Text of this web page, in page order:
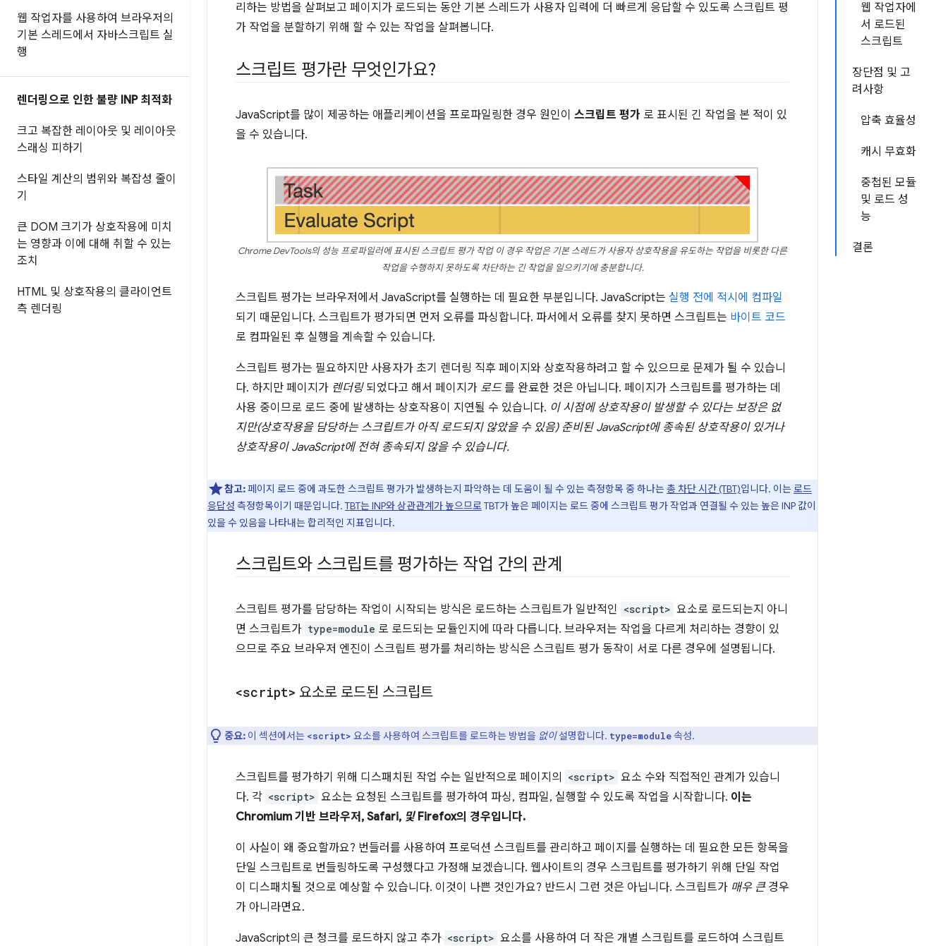
웹 작업자를 사용하여 브라우저의
기본 스레드에서 자바스크립트 실
행
렌더링으로 인한 불량 INP 최적화
크고 복잡한 레이아웃 및 레이아웃
스래싱 피하기
스타일 계산의 범위와 복잡성 줄이
기
큰 DOM 크기가 상호작용에 미치
는 영향과 이에 대해 취할 수 있는
조치
HTML 및 상호작용의 클라이언트
측 렌더링
웹 작업자에
서 로드된
스크립트
장단점 및 고
려사항
압축 효율성
캐시 무효화
중첩된 모듈
및 로드 성
능
결론
리하는 방법을 살펴보고 페이지가 로드되는 동안 기본 스레드가 사용자 입력에 더 빠르게 응답할 수 있도록 스크립트 평
가 작업을 분할하기 위해 할 수 있는 작업을 살펴봅니다.
스크립트 평가란 무엇인가요?
JavaScript를 많이 제공하는 애플리케이션을 프로파일링한 경우 원인이 스크립트 평가 로 표시된 긴 작업을 본 적이 있
을 수 있습니다.
Chrome DevTools의 성능 프로파일러에 표시된 스크립트 평가 작업 이 경우 작업은 기본 스레드가 사용자 상호작용을 유도하는 작업을 비롯한 다른
작업을 수행하지 못하도록 차단하는 긴 작업을 일으키기에 충분합니다.
스크립트 평가는 브라우저에서 JavaScript를 실행하는 데 필요한 부분입니다. JavaScript는 실행 전에 적시에 컴파일
되기 때문입니다. 스크립트가 평가되면 먼저 오류를 파싱합니다. 파서에서 오류를 찾지 못하면 스크립트는 바이트 코드
로 컴파일된 후 실행을 계속할 수 있습니다.
스크립트 평가는 필요하지만 사용자가 초기 렌더링 직후 페이지와 상호작용하려고 할 수 있으므로 문제가 될 수 있습니
다. 하지만 페이지가 렌더링되었다고 해서 페이지가 로드 를 완료한 것은 아닙니다. 페이지가 스크립트를 평가하는 데
사용 중이므로 로드 중에 발생하는 상호작용이 지연될 수 있습니다. 이 시점에 상호작용이 발생할 수 있다는 보장은 없
지만(상호작용을 담당하는 스크립트가 아직 로드되지 않았을 수 있음) 준비된 JavaScript에 종속된 상호작용이 있거나
상호작용이 JavaScript에 전혀 종속되지 않을 수 있습니다.
참고:페이지 로드 중에 과도한 스크립트 평가가 발생하는지 파악하는 데 도움이 될 수 있는 측정항목 중 하나는총 차단 시간 (TBT)입니다. 이는로드
응답성 측정항목이기 때문입니다. TBT는 INP와 상관관계가 높으므로 TBT가 높은 페이지는 로드 중에 스크립트 평가 작업과 연결될 수 있는 높은 INP 값이
있을 수 있음을 나타내는 합리적인 지표입니다.
스크립트와 스크립트를 평가하는 작업 간의 관계
스크립트 평가를 담당하는 작업이 시작되는 방식은 로드하는 스크립트가 일반적인 <script> 요소로 로드되는지 아니
면 스크립트가 type=module 로 로드되는 모듈인지에 따라 다릅니다. 브라우저는 작업을 다르게 처리하는 경향이 있
으므로 주요 브라우저 엔진이 스크립트 평가를 처리하는 방식은 스크립트 평가 동작이 서로 다른 경우에 설명됩니다.
<script> 요소로 로드된 스크립트
중요: 이 섹션에서는 <script> 요소를 사용하여 스크립트를 로드하는 방법을 없이설명합니다. type=module속성.
스크립트를 평가하기 위해 디스패치된 작업 수는 일반적으로 페이지의 <script> 요소 수와 직접적인 관계가 있습니
다. 각 <script> 요소는 요청된 스크립트를 평가하여 파싱, 컴파일, 실행할 수 있도록 작업을 시작합니다. 이는
Chromium 기반 브라우저, Safari, 및Firefox의 경우입니다.
이 사실이 왜 중요할까요? 번들러를 사용하여 프로덕션 스크립트를 관리하고 페이지를 실행하는 데 필요한 모든 항목을
단일 스크립트로 번들링하도록 구성했다고 가정해 보겠습니다. 웹사이트의 경우 스크립트를 평가하기 위해 단일 작업
이 디스패치될 것으로 예상할 수 있습니다. 이것이 나쁜 것인가요? 반드시 그런 것은 아닙니다. 스크립트가 매우 큰경우
가 아니라면요.
JavaScript의 큰 청크를 로드하지 않고 추가 <script> 요소를 사용하여 더 작은 개별 스크립트를 로드하여 스크립트